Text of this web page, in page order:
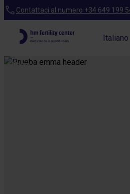
Contattaci al numero +34 649 199
Italiano
Home